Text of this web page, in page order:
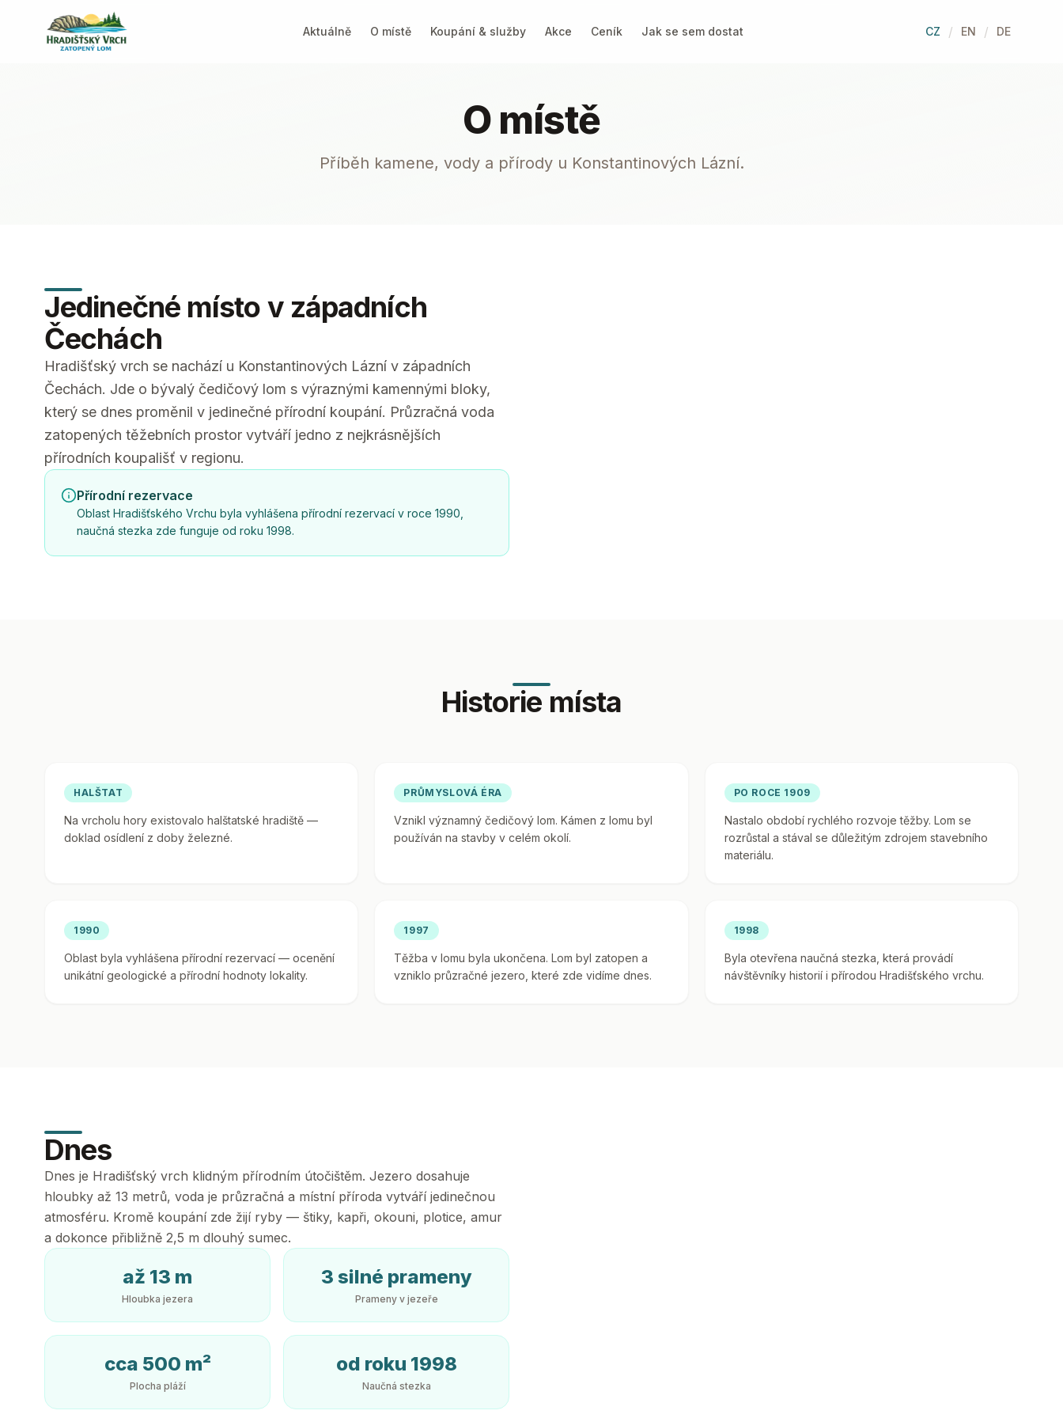
Aktuálně O místě Koupání & služby Akce Ceník Jak se sem dostat CZ / EN / DE
O místě
Příběh kamene, vody a přírody u Konstantinových Lázní.
Jedinečné místo v západních
Čechách
Hradišťský vrch se nachází u Konstantinových Lázní v západních
Čechách. Jde o bývalý čedičový lom s výraznými kamennými bloky,
který se dnes proměnil v jedinečné přírodní koupání. Průzračná voda
zatopených těžebních prostor vytváří jedno z nejkrásnějších
přírodních koupališť v regionu.
Přírodní rezervace
Oblast Hradišťského Vrchu byla vyhlášena přírodní rezervací v roce 1990,
naučná stezka zde funguje od roku 1998.
Historie místa
HALŠTAT
Na vrcholu hory existovalo halštatské hradiště —
doklad osídlení z doby železné.
PRŮMYSLOVÁ ÉRA
Vznikl významný čedičový lom. Kámen z lomu byl
používán na stavby v celém okolí.
PO ROCE 1909
Nastalo období rychlého rozvoje těžby. Lom se
rozrůstal a stával se důležitým zdrojem stavebního
materiálu.
1990
Oblast byla vyhlášena přírodní rezervací — ocenění
unikátní geologické a přírodní hodnoty lokality.
1997
Těžba v lomu byla ukončena. Lom byl zatopen a
vzniklo průzračné jezero, které zde vidíme dnes.
1998
Byla otevřena naučná stezka, která provádí
návštěvníky historií i přírodou Hradišťského vrchu.
Dnes
Dnes je Hradišťský vrch klidným přírodním útočištěm. Jezero dosahuje
hloubky až 13 metrů, voda je průzračná a místní příroda vytváří jedinečnou
atmosféru. Kromě koupání zde žijí ryby — štiky, kapři, okouni, plotice, amur
a dokonce přibližně 2,5 m dlouhý sumec.
až 13 m
Hloubka jezera
3 silné prameny
Prameny v jezeře
cca 500 m²
Plocha pláží
od roku 1998
Naučná stezka